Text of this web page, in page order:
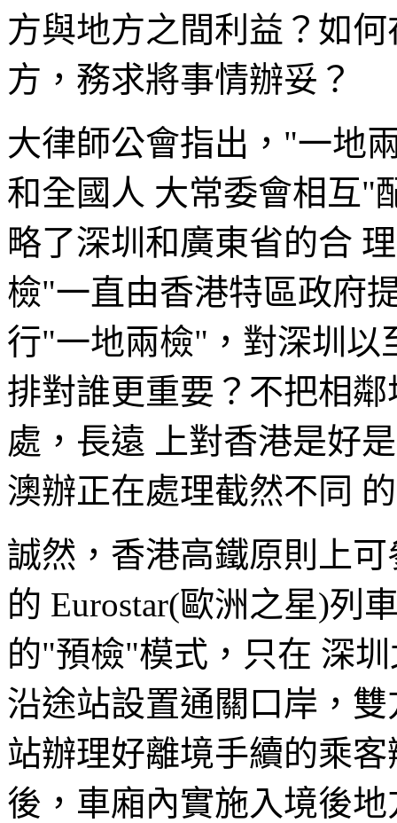
方與地方之間利益？如
方，務求將事情辦妥？
大律師公會指出，"一地
和全國人 大常委會相互"
略了深圳和廣東省的合
檢"一直由香港特區政府
行"一地兩檢"，對深圳以
排對誰更重要？不把相
處，長遠 上對香港是好
澳辦正在處理截然不同
誠然，香港高鐵原則上
的 Eurostar(歐洲之星)列
的"預檢"模式，只在 深
沿途站設置通關口岸，
站辦理好離境手續的乘
後，車廂內實施入境後